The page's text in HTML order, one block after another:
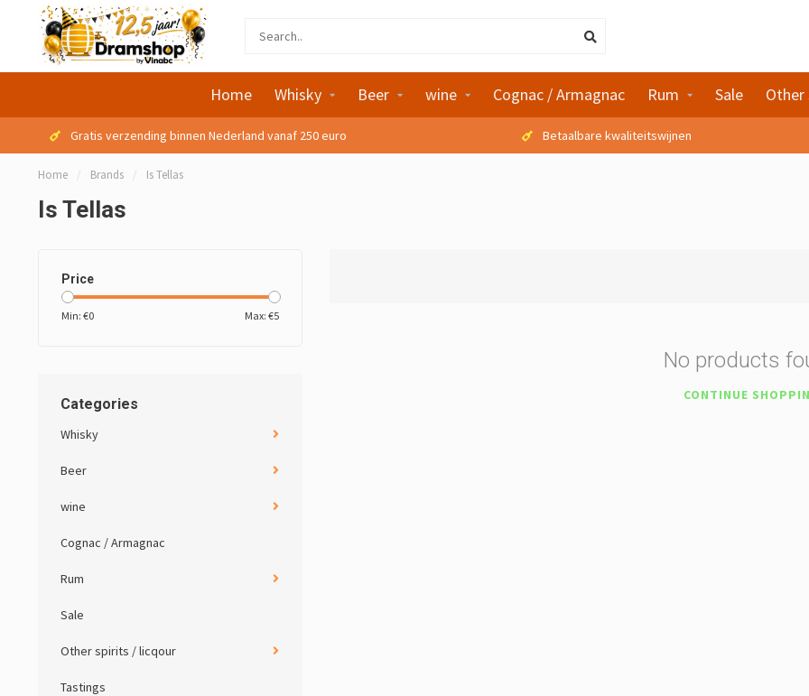
Home Whisky Beer wine Cognac / Armagnac Rum Sale
Gratis verzending binnen Nederland vanaf 250 euro Betaalbare kwaliteitswijnen
Home / Brands / Is Tellas
Is Tellas
Price
Min: €0 Max: €5
Categories
Whisky
Beer
wine
Cognac / Armagnac
Rum
Sale
Other spirits / licqour
Tastings
No products
CONTINUE